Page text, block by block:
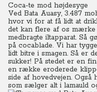
Coca-te mod højdesyge
Ved Bata Auasy, 3.487
hvor vi for at få lidt at
det kan flere af os mærke
medbragte iltapparat. Så
på cocablade. Vi har
lidt bitre i smagen. Så er
sukker! På stedet er en
en række eroderede
side af hovedvejen. Også
som sælger alt i lamauld